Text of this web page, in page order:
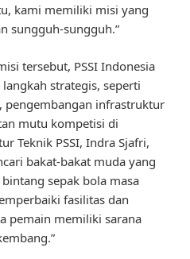
kami memiliki misi yang
sungguh-sungguh.”
tersebut, PSSI Indonesia
strategis, seperti
pengembangan infrastruktur
mutu kompetisi di
Teknik PSSI, Indra Sjafri,
bakat-bakat muda yang
sepak bola masa
fasilitas dan
pemain memiliki sarana